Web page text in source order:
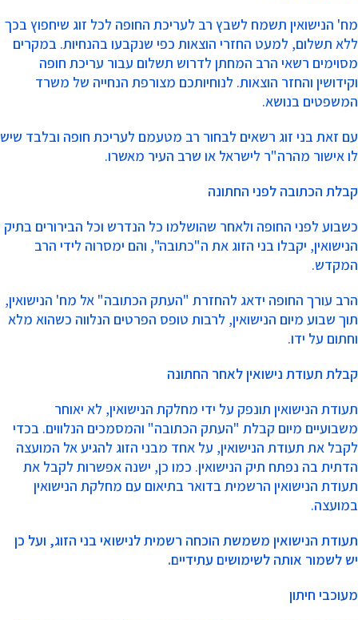
מח' הנישואין תשמח לשבץ רב לעריכת החופה לכל זוג שיחפוץ בכך
ללא תשלום, למעט החזרי הוצאות כפי שנקבעו בהנחיות. במקרים
מסוימים רשאי הרב המחתן לדרוש תשלום עבור עריכת חופה
וקידושין והחזר הוצאות. לנוחיותכם מצורפת הנחייה של משרד
המשפטים בנושא.
עם זאת בני זוג רשאים לבחור רב מטעמם לעריכת חופה ובלבד שיש
לו אישור מהרה"ר לישראל או שרב העיר מאשרו.
קבלת הכתובה לפני החתונה
​כשבוע לפני החופה ולאחר שהושלמו כל הנדרש וכל הבירורים בתיק
הנישואין, יקבלו בני הזוג את ה"כתובה", והם ימסרוה לידי הרב
המקדש.
הרב עורך החופה ידאג להחזרת "העתק הכתובה" אל מח' הנישואין,
תוך שבוע מיום הנישואין, לרבות טופס הפרטים הנלווה כשהוא מלא
וחתום על ידו.
קבלת תעודת נישואין לאחר החתונה
​תעודת הנישואין תונפק על ידי מחלקת הנישואין, לא יאוחר
משבועיים מיום קבלת "העתק הכתובה" והמסמכים הנלווים. בכדי
לקבל את תעודת הנישואין, על אחד מבני הזוג להגיע אל המועצה
הדתית בה נפתח תיק הנישואין. כמו כן, ישנה אפשרות לקבל את
תעודת הנישואין הרשמית בדואר בתיאום עם מחלקת הנישואין
במועצה.
תעודת הנישואין משמשת הוכחה רשמית לנישואי בני הזוג, ועל כן
יש לשמור אותה לשימושים עתידיים.
מעוכבי חיתון